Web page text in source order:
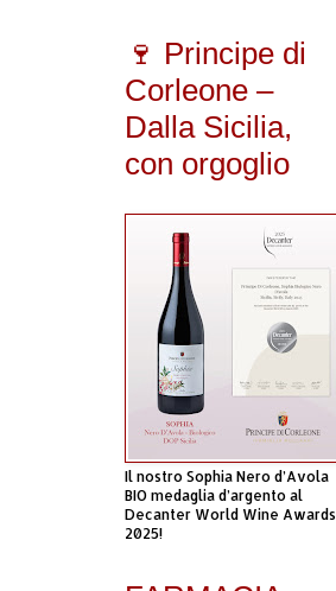
🍷 Principe di
Corleone –
Dalla Sicilia,
con orgoglio
Il nostro Sophia Nero d’Avola
BIO medaglia d’argento al
Decanter World Wine Awards
2025!